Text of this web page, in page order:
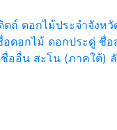
ถ์ ดอกไม้ประจำจังห
อดอกไม้ ดอกประดู่ ชื่
ชื่ออื่น สะโน (ภาคใต้)